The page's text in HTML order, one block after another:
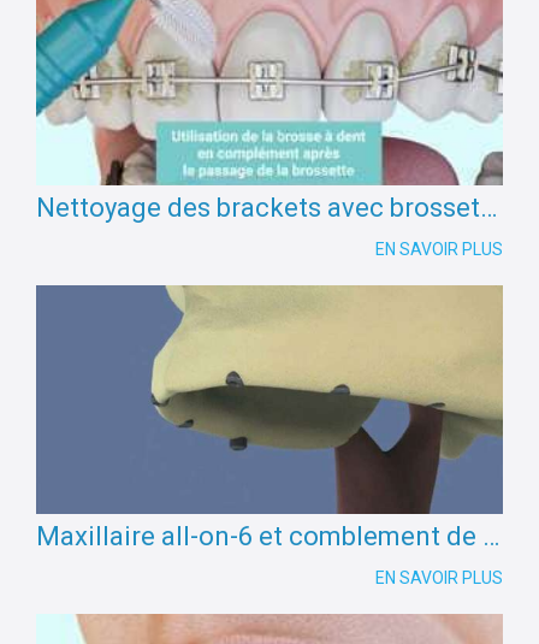
Nettoyage des brackets avec brossette interdentaire
EN SAVOIR PLUS
Maxillaire all-on-6 et comblement de sinus
EN SAVOIR PLUS